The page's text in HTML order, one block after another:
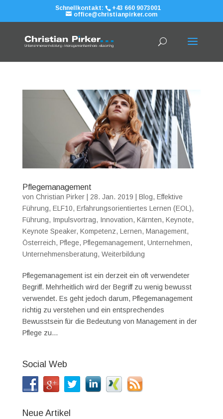
Schnellkontakt:
+43 660 9073001
office@christianpirker.com
Pflegemanagement
von Christian Pirker| 28. Jan. 2019 Blog, Effektive
Führung, ELF10, Erfahrungsorientiertes Lernen (EOL),
Führung, Impulsvortrag, Innovation, Kärnten, Keynote,
Keynote Speaker, Kompetenz, Lernen, Management,
Österreich, Pflege, Pflegemanagement, Unternehmen,
Unternehmensberatung, Weiterbildung
Pflegemanagement ist ein derzeit ein oft verwendeter
Begriff. Mehrheitlich wird der Begriff zu wenig bewusst
verwendet. Es geht jedoch darum, Pflegemanagement
richtig zu verstehen und ein entsprechendes
Bewusstsein für die Bedeutung von Management in der
Pflege zu...
Social Web
Neue Artikel